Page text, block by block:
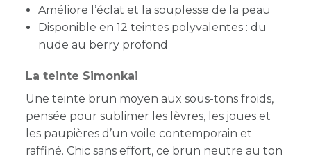
Améliore l’éclat et la souplesse de la peau
Disponible en 12 teintes polyvalentes : du
nude au berry profond
La teinte Simonkai
Une teinte brun moyen aux sous-tons froids,
pensée pour sublimer les lèvres, les joues et
les paupières d’un voile contemporain et
raffiné. Chic sans effort, ce brun neutre au ton